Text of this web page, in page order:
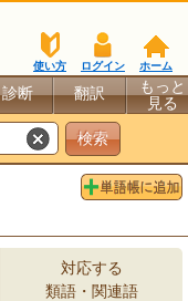
ホーム
ログイン
使い方
診断 翻訳
もっと
見る
対応する
類語・関連語